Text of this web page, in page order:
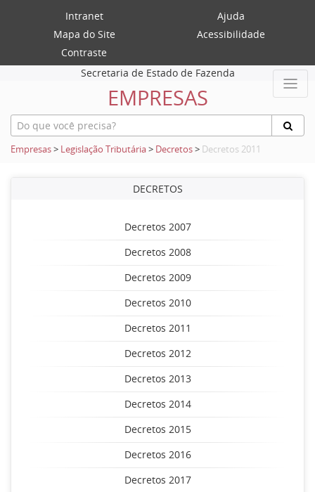
Intranet
Ajuda
Mapa do Site
Acessibilidade
Contraste
Secretaria de Estado de Fazenda
EMPRESAS
Empresas> Legislação Tributária> Decretos> Decretos 2011
DECRETOS
Decretos 2007
Decretos 2008
Decretos 2009
Decretos 2010
Decretos 2011
Decretos 2012
Decretos 2013
Decretos 2014
Decretos 2015
Decretos 2016
Decretos 2017